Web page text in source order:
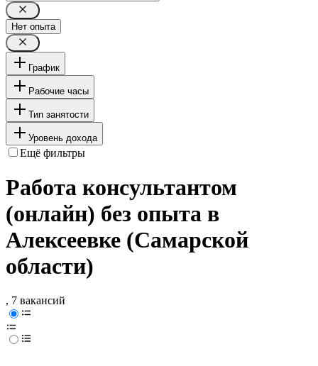
Нет опыта
График
Рабочие часы
Тип занятости
Уровень дохода
Ещё фильтры
Работа консультантом
(онлайн) без опыта в
Алексеевке (Самарской
области)
, 7 вакансий